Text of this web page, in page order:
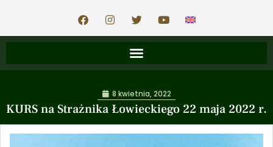
KURS na Strażnika Łowieckiego 22 maja 2022 r.
8 kwietnia, 2022